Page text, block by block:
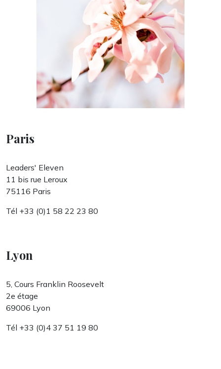
Paris
Leaders' Eleven
11 bis rue Leroux
75116 Paris
Tél +33 (0)1 58 22 23 80
Lyon
5, Cours Franklin Roosevelt
2e étage
69006 Lyon
Tél +33 (0)4 37 51 19 80